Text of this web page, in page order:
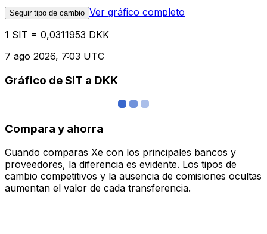
Seguir tipo de cambio Ver gráfico completo
1 SIT = 0,0311953 DKK
7 ago 2026, 7:03 UTC
Gráfico de SIT a DKK
Compara y ahorra
Cuando comparas Xe con los principales bancos y
proveedores, la diferencia es evidente. Los tipos de
cambio competitivos y la ausencia de comisiones ocultas
aumentan el valor de cada transferencia.